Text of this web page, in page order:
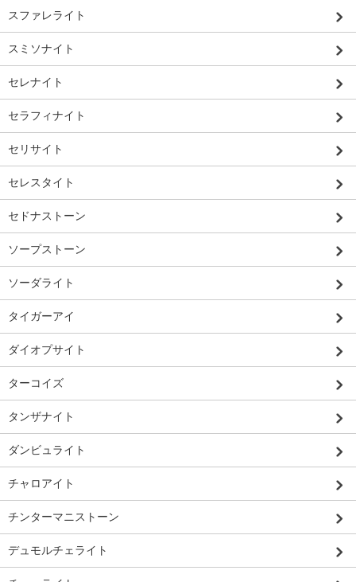
スファレライト
スミソナイト
セレナイト
セラフィナイト
セリサイト
セレスタイト
セドナストーン
ソープストーン
ソーダライト
タイガーアイ
ダイオプサイト
ターコイズ
タンザナイト
ダンビュライト
チャロアイト
チンターマニストーン
デュモルチェライト